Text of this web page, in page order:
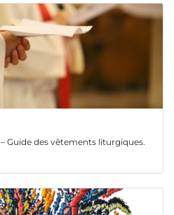
Guide des vêtements liturgiques.